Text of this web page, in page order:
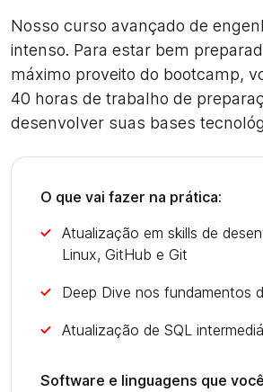
Nosso curso avançado de
intenso. Para estar bem
máximo proveito do bootcamp,
40 horas de trabalho de
desenvolver suas bases
O que vai fazer na prática:
Atualização em skills de
Linux, GitHub e Git
Deep Dive nos fundamentos
Atualização de SQL
Software e linguagens que